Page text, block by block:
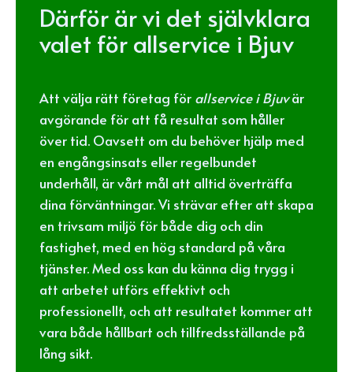
Därför är vi det självklara
valet för allservice i Bjuv
Att välja rätt företag för allservice i Bjuvär
avgörande för att få resultat som håller
över tid. Oavsett om du behöver hjälp med
en engångsinsats eller regelbundet
underhåll, är vårt mål att alltid överträffa
dina förväntningar. Vi strävar efter att skapa
en trivsam miljö för både dig och din
fastighet, med en hög standard på våra
tjänster. Med oss kan du känna dig trygg i
att arbetet utförs effektivt och
professionellt, och att resultatet kommer att
vara både hållbart och tillfredsställande på
lång sikt.